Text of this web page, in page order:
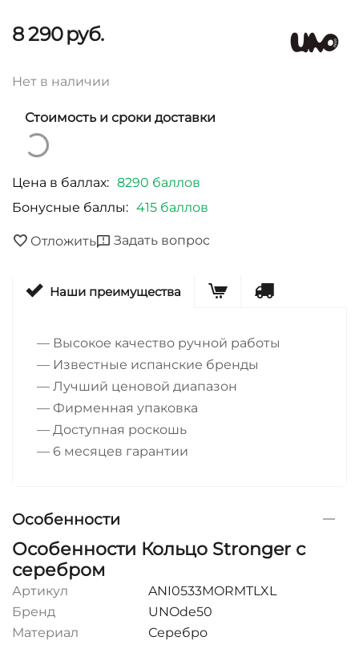
8 290руб.
Нет в наличии
Стоимость и сроки доставки
Цена в баллах: 8290 баллов
Бонусные баллы: 415 баллов
Отложить Задать вопрос
Наши преимущества
— Высокое качество ручной работы
— Известные испанские бренды
— Лучший ценовой диапазон
— Фирменная упаковка
— Доступная роскошь
— 6 месяцев гарантии
Особенности
Особенности Кольцо Stronger с
серебром
Артикул
ANI0533MORMTLXL
Бренд
UNOde50
Материал
Серебро